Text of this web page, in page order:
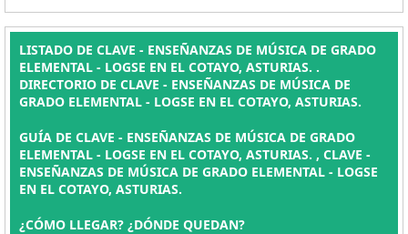
LISTADO DE CLAVE - ENSEÑANZAS DE MÚSICA DE GRADO
ELEMENTAL - LOGSE EN EL COTAYO, ASTURIAS. .
DIRECTORIO DE CLAVE - ENSEÑANZAS DE MÚSICA DE
GRADO ELEMENTAL - LOGSE EN EL COTAYO, ASTURIAS.
GUÍA DE CLAVE - ENSEÑANZAS DE MÚSICA DE GRADO
ELEMENTAL - LOGSE EN EL COTAYO, ASTURIAS. , CLAVE -
ENSEÑANZAS DE MÚSICA DE GRADO ELEMENTAL - LOGSE
EN EL COTAYO, ASTURIAS.
¿CÓMO LLEGAR? ¿DÓNDE QUEDAN?